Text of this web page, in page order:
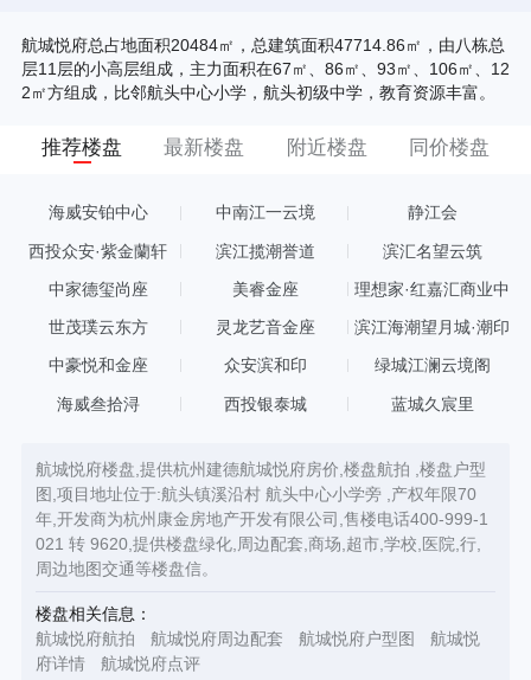
航城悦府总占地面积20484㎡，总建筑面积47714.86㎡，由八栋总
层11层的小高层组成，主力面积在67㎡、86㎡、93㎡、106㎡、12
2㎡方组成，比邻航头中心小学，航头初级中学，教育资源丰富。
推荐楼盘 最新楼盘 附近楼盘 同价楼盘
海威安铂中心 中南江一云境 静江会
西投众安·紫金蘭轩 滨江揽潮誉道 滨汇名望云筑
中家德玺尚座 美睿金座
理想家·红嘉汇商业中
世茂璞云东方 灵龙艺音金座 滨江海潮望月城·潮印
中豪悦和金座 众安滨和印 绿城江澜云境阁
海威叁拾浔 西投银泰城 蓝城久宸里
航城悦府楼盘,提供杭州建德航城悦府房价,楼盘航拍 ,楼盘户型
图,项目地址位于:航头镇溪沿村 航头中心小学旁 ,产权年限70
年,开发商为杭州康金房地产开发有限公司,售楼电话400-999-1
021 转 9620,提供楼盘绿化,周边配套,商场,超市,学校,医院,行,
周边地图交通等楼盘信。
楼盘相关信息：
航城悦府航拍
航城悦府周边配套 航城悦府户型图
航城悦
府详情
航城悦府点评